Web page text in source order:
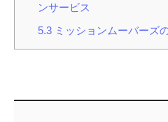
ンサービス
5.3ミッションムーバーズ